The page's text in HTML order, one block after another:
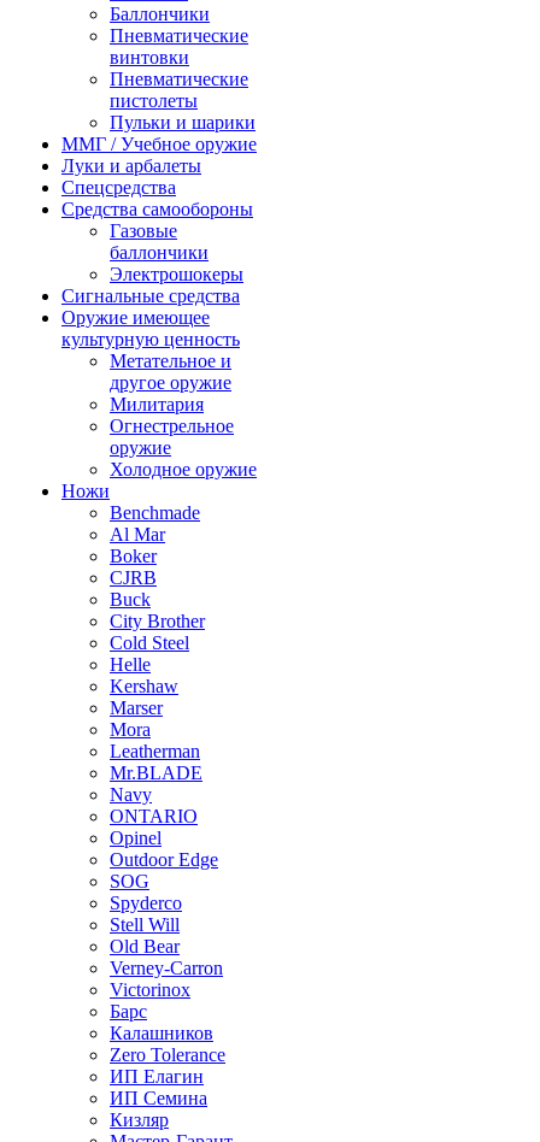
Баллончики
Пневматические
винтовки
Пневматические
пистолеты
Пульки и шарики
ММГ / Учебное оружие
Луки и арбалеты
Спецсредства
Средства самообороны
Газовые
баллончики
Электрошокеры
Сигнальные средства
Оружие имеющее
культурную ценность
Метательное и
другое оружие
Милитария
Огнестрельное
оружие
Холодное оружие
Ножи
Benchmade
Al Mar
Boker
CJRB
Buck
City Brother
Cold Steel
Helle
Kershaw
Marser
Mora
Leatherman
Mr.BLADE
Navy
ONTARIO
Opinel
Outdoor Edge
SOG
Spyderco
Stell Will
Old Bear
Verney-Carron
Victorinox
Барс
Калашников
Zero Tolerance
ИП Елагин
ИП Семина
Кизляр